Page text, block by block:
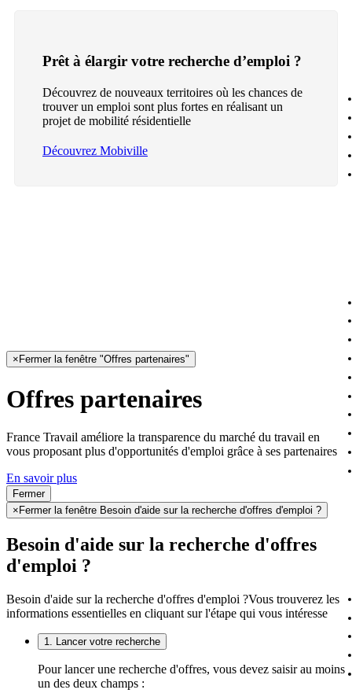
Prêt à élargir votre recherche d’emploi ?
Découvrez de nouveaux territoires où les chances de
trouver un emploi sont plus fortes en réalisant un
projet de mobilité résidentielle
Découvrez Mobiville
× Fermer la fenêtre "Offres partenaires"
Offres partenaires
France Travail améliore la transparence du marché du travail en
vous proposant plus d'opportunités d'emploi grâce à ses partenaires
En savoir plus
Fermer
× Fermer la fenêtre Besoin d'aide sur la recherche d'offres d'emploi ?
Besoin d'aide sur la recherche d'offres
d'emploi ?
Besoin d'aide sur la recherche d'offres d'emploi ?Vous trouverez les
informations essentielles en cliquant sur l'étape qui vous intéresse
1. Lancer votre recherche
Pour lancer une recherche d'offres, vous devez saisir au moins
un des deux champs :